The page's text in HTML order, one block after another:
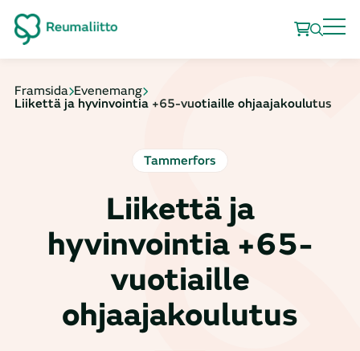
Framsida Evenemang
Liikettä ja hyvinvointia +65-vuotiaille ohjaajakoulutus
Tammerfors
Liikettä ja
hyvinvointia +65-
vuotiaille
ohjaajakoulutus